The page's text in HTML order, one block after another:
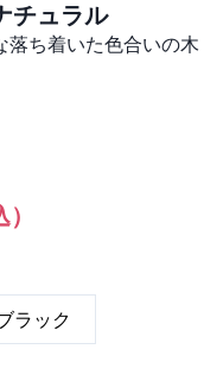
ュラル
落ち着いた色合いの木
ラック